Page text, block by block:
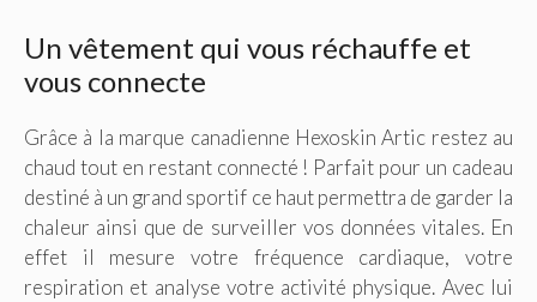
Un vêtement qui vous réchauffe et
vous connecte
Grâce à la marque canadienne Hexoskin Artic restez au
chaud tout en restant connecté ! Parfait pour un cadeau
destiné à un grand sportif ce haut permettra de garder la
chaleur ainsi que de surveiller vos données vitales. En
effet il mesure votre fréquence cardiaque, votre
respiration et analyse votre activité physique. Avec lui